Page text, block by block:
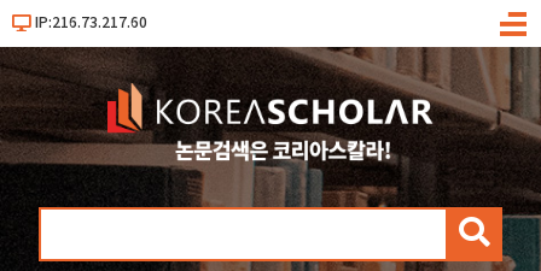
IP:216.73.217.60
메
검